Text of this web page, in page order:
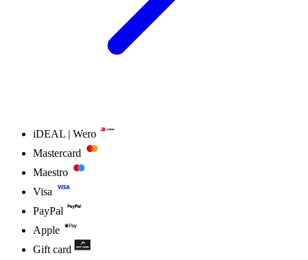
iDEAL | Wero
Mastercard
Maestro
Visa
PayPal
Apple
Gift card